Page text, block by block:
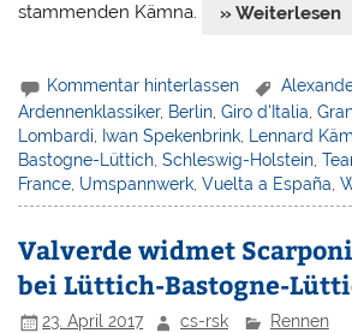
stammenden Kämna. » Weiterlesen
Kommentar hinterlassen
Ardennenklassiker, Berlin ,Giro d'Italia ,
Lombardi
Iwan Spekenbrink Lennard
Bastogne-Lüttich ,Schleswig-Holstein ,
France Umspannwerk ,Vuelta a España ,
Valverde widmet
bei Lüttich-Bastogne-
23. April 2017 cs-rsk Rennen